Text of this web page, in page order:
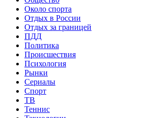
Около спорта
Отдых в России
Отдых за границей
ПДД
Политика
Происшествия
Психология
Рынки
Сериалы
Спорт
ТВ
Теннис